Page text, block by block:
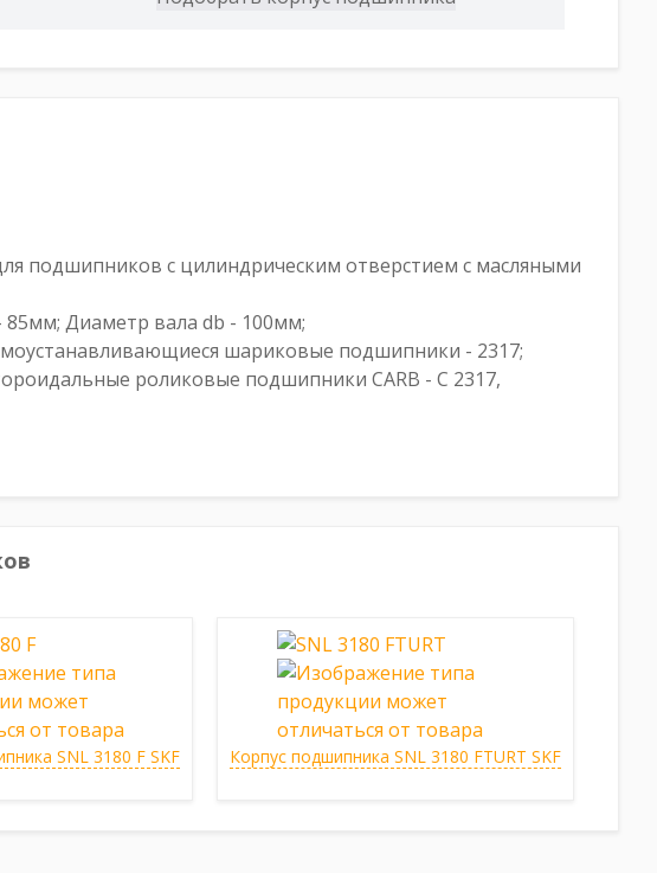
подшипников с цилиндрическим отверстием с масляными
85мм; Диаметр вала db - 100мм;
шариковые подшипники - 2317;
роликовые подшипники CARB - C 2317,
SNL 3180 F SKF Корпус подшипника SNL 3180 FTURT SKF